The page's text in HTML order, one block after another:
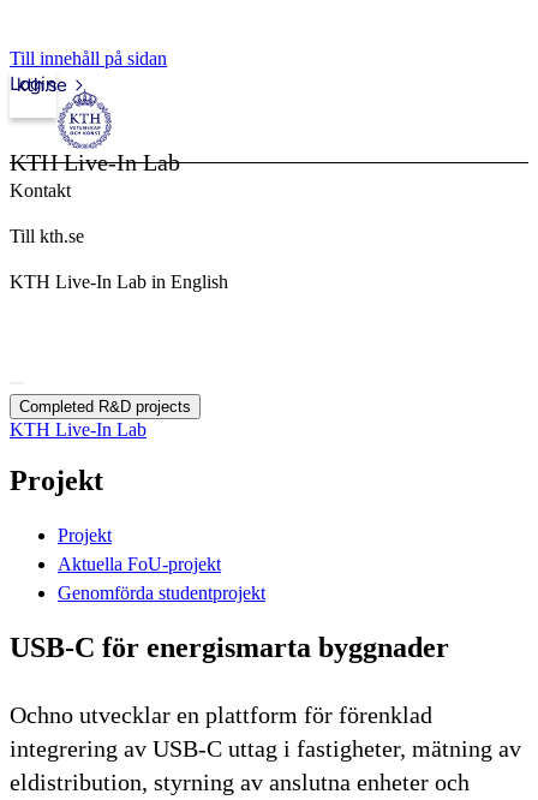
Till innehåll på sidan
kth.se
Login
KTH Live-In Lab
Kontakt
Till kth.se
KTH Live-In Lab in English
Completed R&D projects
KTH Live-In Lab
Projekt
Projekt
Aktuella FoU-projekt
Genomförda studentprojekt
USB-C för energismarta byggnader
Ochno utvecklar en plattform för förenklad
integrering av USB-C uttag i fastigheter, mätning av
eldistribution, styrning av anslutna enheter och